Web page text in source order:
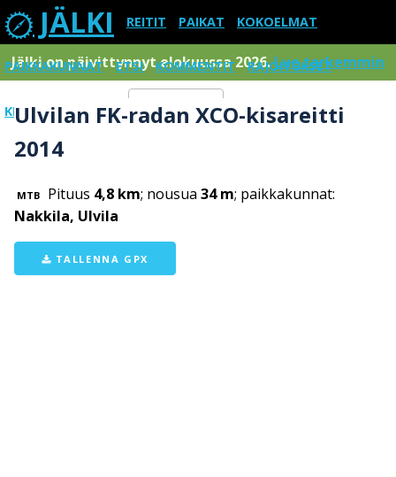
JÄLKI REITIT PAIKAT KOKOELMAT
PAIKKAKUNNAT ETSI KOMMENTIT RAJOITUKSET
KIRJAUDU SISÄÄN Menu
Jälki on päivittynnyt elokuussa 2026.Lue tarkemmin
Ulvilan FK-radan XCO-kisareitti
2014
MTB Pituus 4,8 km; nousua 34 m; paikkakunnat:
Nakkila, Ulvila
TALLENNA GPX